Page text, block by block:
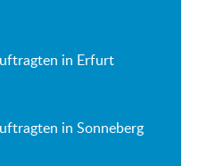
in Erfurt
in Sonneberg